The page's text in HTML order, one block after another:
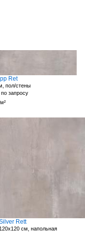
Ret
пол/стены
запросу
Rett
120x120 см, напольная